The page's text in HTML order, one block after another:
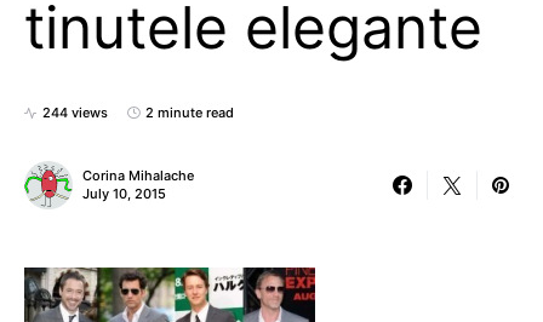
tinutele elegante
244 views 2 minute read
Corina Mihalache
July 10, 2015